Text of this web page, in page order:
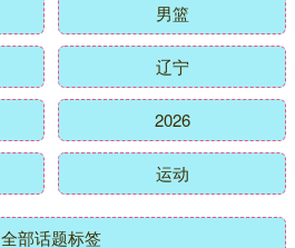
男篮
辽宁
2026
运动
全部话题标签